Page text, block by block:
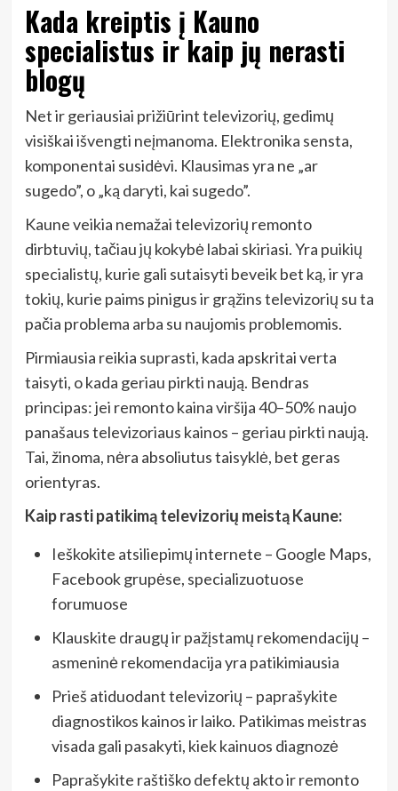
Kada kreiptis į Kauno
specialistus ir kaip jų nerasti
blogų
Net ir geriausiai prižiūrint televizorių, gedimų
visiškai išvengti neįmanoma. Elektronika sensta,
komponentai susidėvi. Klausimas yra ne „ar
sugedo”, o „ką daryti, kai sugedo”.
Kaune veikia nemažai televizorių remonto
dirbtuvių, tačiau jų kokybė labai skiriasi. Yra puikių
specialistų, kurie gali sutaisyti beveik bet ką, ir yra
tokių, kurie paims pinigus ir grąžins televizorių su ta
pačia problema arba su naujomis problemomis.
Pirmiausia reikia suprasti, kada apskritai verta
taisyti, o kada geriau pirkti naują. Bendras
principas: jei remonto kaina viršija 40–50% naujo
panašaus televizoriaus kainos – geriau pirkti naują.
Tai, žinoma, nėra absoliutus taisyklė, bet geras
orientyras.
Kaip rasti patikimą televizorių meistą Kaune:
Ieškokite atsiliepimų internete – Google Maps,
Facebook grupėse, specializuotuose
forumuose
Klauskite draugų ir pažįstamų rekomendacijų –
asmeninė rekomendacija yra patikimiausia
Prieš atiduodant televizorių – paprašykite
diagnostikos kainos ir laiko. Patikimas meistras
visada gali pasakyti, kiek kainuos diagnozė
Paprašykite raštiško defektų akto ir remonto